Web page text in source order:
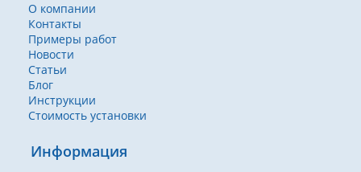
О компании
Контакты
Примеры работ
Новости
Статьи
Блог
Инструкции
Стоимость установки
Информация